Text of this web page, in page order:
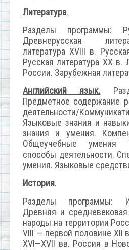
Литература.
Разделы программы:
Древнерусская
литература XVIII в.
Русская литература XX в.
России. Зарубежная
Английский язык.
Предметное содержание
деятельности/
Языковые знания и
знания и умения.
Общеучебные умения
способы деятельности.
умения. Языковые
История.
Разделы программы:
Древняя и
народы на территории
VIII — первой половине XII
XVI—XVII вв. Россия в